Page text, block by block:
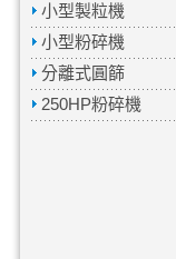
小型製粒機
小型粉碎機
分離式圓篩
250HP粉碎機